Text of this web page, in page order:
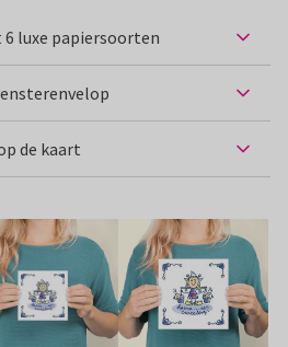
6 luxe papiersoorten
de kaart